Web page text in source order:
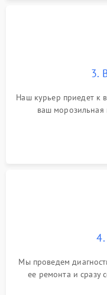
3.
Наш курьер приедет к
ваш морозильная
Мы проведем
ее ремонта и сразу